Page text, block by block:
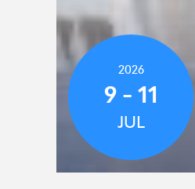
2026
9 - 11
JUL